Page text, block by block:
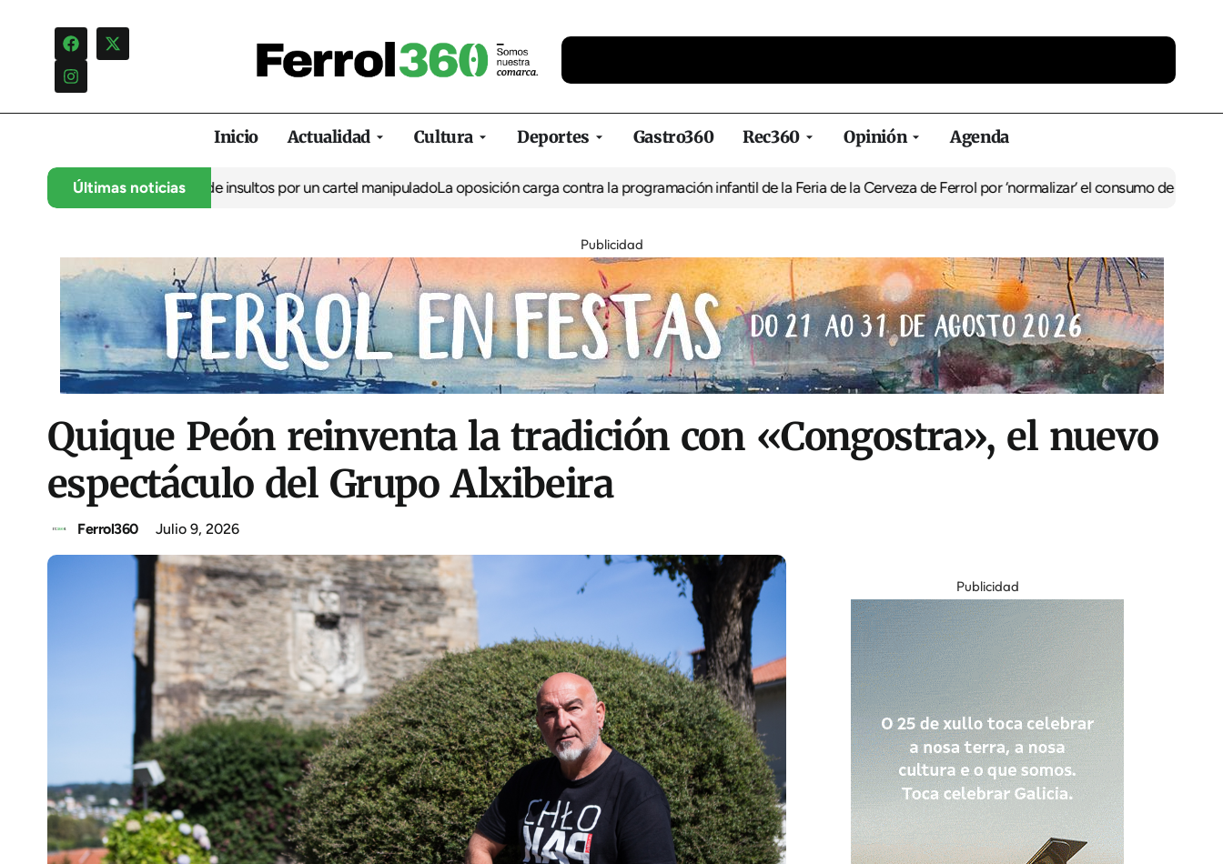
Inicio Actualidad Cultura Deportes Gastro360 Rec360 Opinión Agenda
Últimas noticias
una campaña de insultos por un cartel manipuladoLa oposición carga contra la programación infantil de la Feria de la Cerveza de Ferrol por ‘normalizar’ el consumo de alcoholDe
Publicidad
Quique Peón reinventa la tradición con «Congostra», el nuevo
espectáculo del Grupo Alxibeira
Ferrol360 Julio 9, 2026
Publicidad